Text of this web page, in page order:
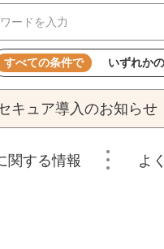
すべての条件で いずれか
キュア導入のお知らせ
関する情報 よ